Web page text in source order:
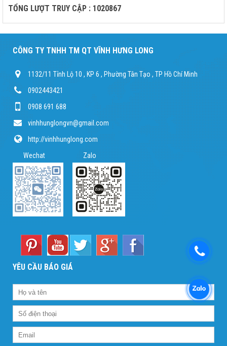
TỔNG LƯỢT TRUY CẬP : 1020867
CÔNG TY TNHH TM QT VĨNH HƯNG LONG
1132/11 Tỉnh Lộ 10 , KP 6 , Phường Tân Tạo , TP Hồ Chí Minh
0902443421
0908 691 688
vinhhunglongvn@gmail.com
http://vinhhunglong.com
Wechat Zalo
YÊU CẦU BÁO GIÁ